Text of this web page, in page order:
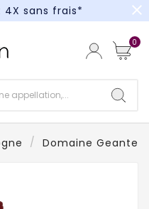
sans frais*
sans frais*
close
0
Domaine